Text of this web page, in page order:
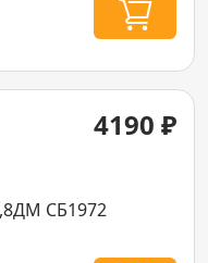
4190 ₽
СБ1972